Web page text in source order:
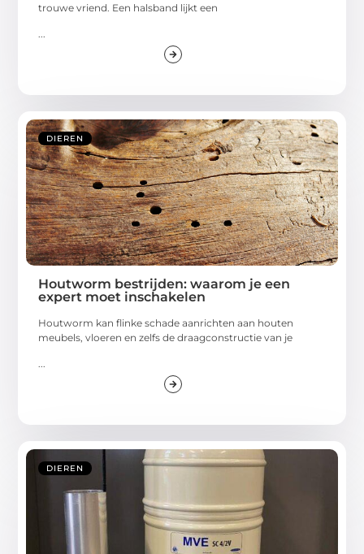
trouwe vriend. Een halsband lijkt een
...
DIEREN
Houtworm bestrijden: waarom je een
expert moet inschakelen
Houtworm kan flinke schade aanrichten aan houten
meubels, vloeren en zelfs de draagconstructie van je
...
DIEREN